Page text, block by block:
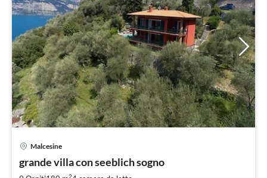
Malcesine
grande villa con seeblich sogno
2